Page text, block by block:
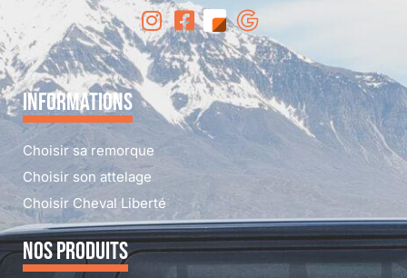
INFORMATIONS
Choisir sa remorque
Choisir son attelage
Choisir Cheval Liberté
NOS PRODUITS